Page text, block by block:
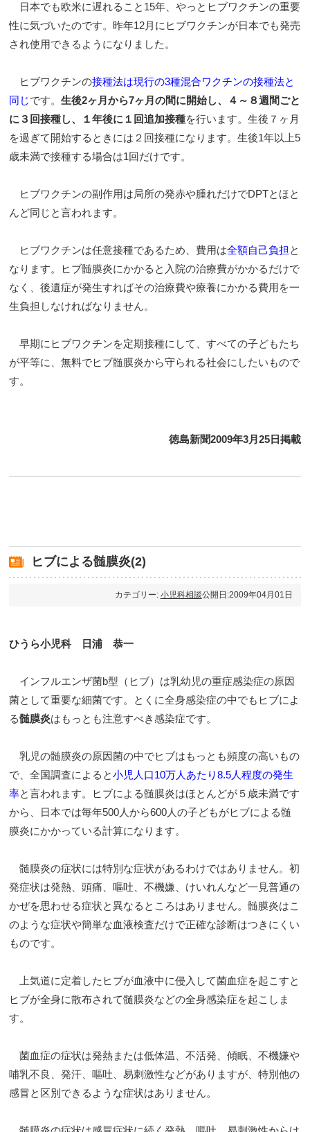
日本でも欧米に遅れること15年、やっとヒブワクチンの重要
性に気づいたのです。昨年12月にヒブワクチンが日本でも発売
され使用できるようになりました。
ヒブワクチンの接種法は現行の3種混合ワクチンの接種法と
同じです。生後2ヶ月から7ヶ月の間に開始し、４～８週間ごと
に３回接種し、１年後に１回追加接種を行います。生後７ヶ月
を過ぎて開始するときには２回接種になります。生後1年以上5
歳未満で接種する場合は1回だけです。
ヒブワクチンの副作用は局所の発赤や腫れだけでDPTとほと
んど同じと言われます。
ヒブワクチンは任意接種であるため、費用は全額自己負担 と
なります。ヒブ髄膜炎にかかると入院の治療費がかかるだけで
なく、後遺症が発生すればその治療費や療養にかかる費用を一
生負担しなければなりません。
早期にヒブワクチンを定期接種にして、すべての子どもたち
が平等に、無料でヒブ髄膜炎から守られる社会にしたいもので
す。
徳島新聞2009年3月25日掲載
ヒブによる髄膜炎(2)
カテゴリー: 小児科相談公開日:2009年04月01日
ひうら小児科 日浦 恭一
インフルエンザ菌b型（ヒブ）は乳幼児の重症感染症の原因
菌として重要な細菌です。とくに全身感染症の中でもヒブによ
る髄膜炎はもっとも注意すべき感染症です。
乳児の髄膜炎の原因菌の中でヒブはもっとも頻度の高いもの
で、全国調査によると小児人口10万人あたり8.5人程度の発生
率と言われます。ヒブによる髄膜炎はほとんどが５歳未満です
から、日本では毎年500人から600人の子どもがヒブによる髄
膜炎にかかっている計算になります。
髄膜炎の症状には特別な症状があるわけではありません。初
発症状は発熱、頭痛、嘔吐、不機嫌、けいれんなど一見普通の
かぜを思わせる症状と異なるところはありません。髄膜炎はこ
のような症状や簡単な血液検査だけで正確な診断はつきにくい
ものです。
上気道に定着したヒブが血液中に侵入して菌血症を起こすと
ヒブが全身に散布されて髄膜炎などの全身感染症を起こしま
す。
菌血症の症状は発熱または低体温、不活発、傾眠、不機嫌や
哺乳不良、発汗、嘔吐、易刺激性などがありますが、特別他の
感冒と区別できるような症状はありません。